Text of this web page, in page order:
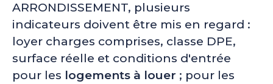
ARRONDISSEMENT, plusieurs
indicateurs doivent être mis en regard :
loyer charges comprises, classe DPE,
surface réelle et conditions d'entrée
pour les logements à louer ; pour les